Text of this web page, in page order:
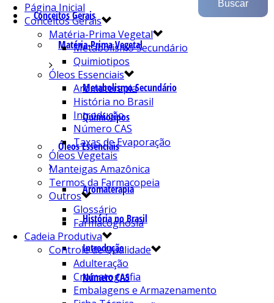
Conceitos Gerais
Matéria-Prima Vegetal
Metabolismo Secundário
Quimiotipos
Óleos Essenciais
Aromaterapia
História no Brasil
Introdução
Número CAS
Página Inicial
Conceitos Gerais
Matéria-Prima Vegetal
Metabolismo Secundário
Quimiotipos
Óleos Essenciais
Aromaterapia
História no Brasil
Introdução
Número CAS
Taxas de Evaporação
Óleos Vegetais
Manteigas Amazônica
Termos da Farmacopeia
Outros
Glossário
Farmacognosia
Cadeia Produtiva
Controle de Qualidade
Adulteração
Cromatografia
Embalagens e Armazenamento